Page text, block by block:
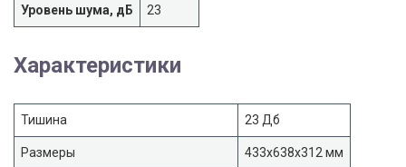
Уровень шума, дБ 23
Характеристики
Тишина 23 Дб
Размеры 433х638х312 мм